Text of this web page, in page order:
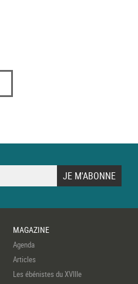
MAGAZINE
Agenda
Articles
Les ébénistes du XVIIIe